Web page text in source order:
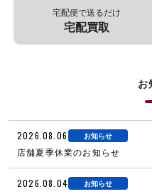
宅配便で送るだけ
宅配買取
お
2026.08.06 お知らせ
店舗夏季休業のお知らせ
2026.08.04 お知らせ